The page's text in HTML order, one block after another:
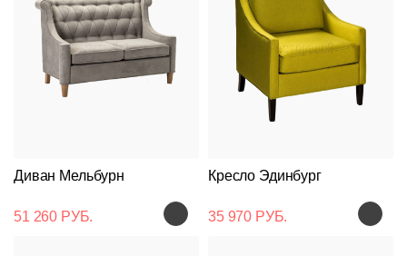
Диван Мельбурн
51 260 РУБ.
Кресло Эдинбург
35 970 РУБ.